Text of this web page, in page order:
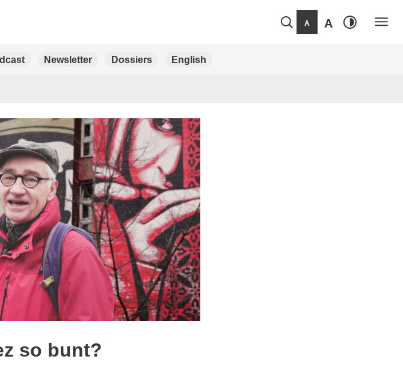
A A
Newsletter Dossiers English
so bunt?